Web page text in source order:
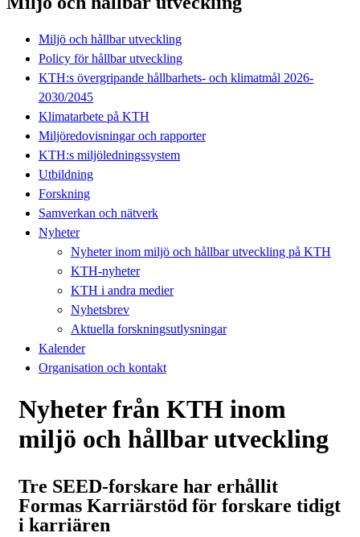
Miljö och hållbar utveckling
Policy för hållbar utveckling
KTH:s övergripande hållbarhets- och klimatmål 2026-
2030/2045
Klimatarbete på KTH
Miljöredovisningar och rapporter
KTH:s miljöledningssystem
Utbildning
Forskning
Samverkan och nätverk
Nyheter
Nyheter inom miljö och hållbar utveckling på KTH
KTH-nyheter
KTH i andra medier
Nyhetsbrev
Aktuella forskningsutlysningar
Kalender
Organisation och kontakt
Nyheter från KTH inom
miljö och hållbar utveckling
Tre SEED-forskare har erhållit
Formas Karriärstöd för forskare tidigt
i karriären